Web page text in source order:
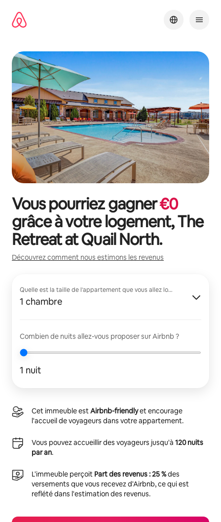
directement
Vous pourriez gagner€0
grâce à votre logement,The
Retreat at Quail North.
Découvrez comment nous estimons les revenus
Quelle est la taille de l'appartement que vous allez louer ?
1 chambre
Combien de nuits allez-vous proposer sur Airbnb ?
1 nuit
Cet immeuble estAirbnb-friendlyet encourage
l'accueil de voyageurs dans votre appartement.
Vous pouvez accueillir des voyageurs jusqu'à 120 nuits
par an.
L'immeuble perçoit Part des revenus : 25 %des
versements que vous recevez d'Airbnb, ce qui est
reflété dans l'estimation des revenus.